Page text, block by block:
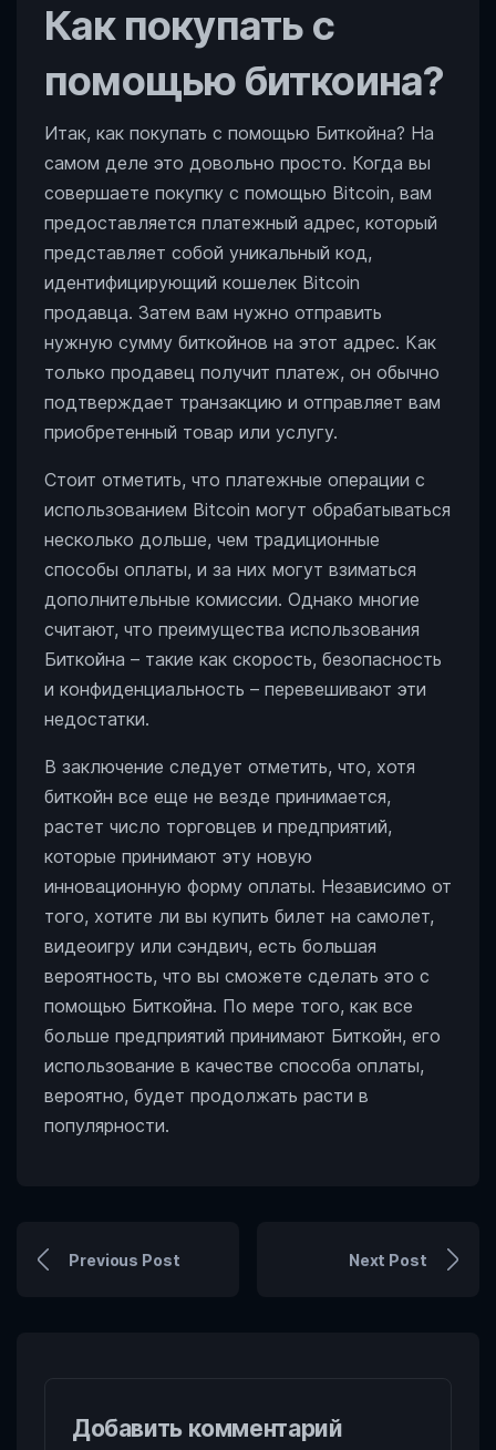
Как покупать с
помощью биткоина?
Итак, как покупать с помощью Биткойна? На
самом деле это довольно просто. Когда вы
совершаете покупку с помощью Bitcoin, вам
предоставляется платежный адрес, который
представляет собой уникальный код,
идентифицирующий кошелек Bitcoin
продавца. Затем вам нужно отправить
нужную сумму биткойнов на этот адрес. Как
только продавец получит платеж, он обычно
подтверждает транзакцию и отправляет вам
приобретенный товар или услугу.
Стоит отметить, что платежные операции с
использованием Bitcoin могут обрабатываться
несколько дольше, чем традиционные
способы оплаты, и за них могут взиматься
дополнительные комиссии. Однако многие
считают, что преимущества использования
Биткойна – такие как скорость, безопасность
и конфиденциальность – перевешивают эти
недостатки.
В заключение следует отметить, что, хотя
биткойн все еще не везде принимается,
растет число торговцев и предприятий,
которые принимают эту новую
инновационную форму оплаты. Независимо от
того, хотите ли вы купить билет на самолет,
видеоигру или сэндвич, есть большая
вероятность, что вы сможете сделать это с
помощью Биткойна. По мере того, как все
больше предприятий принимают Биткойн, его
использование в качестве способа оплаты,
вероятно, будет продолжать расти в
популярности.
Previous Post Next Post
Добавить комментарий